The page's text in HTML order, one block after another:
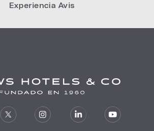
Experiencia Avis